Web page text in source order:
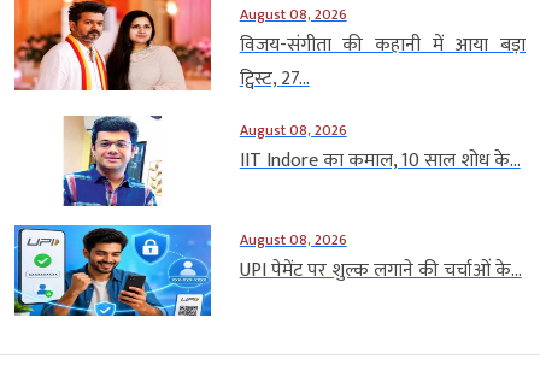
August 08, 2026
विजय-संगीता की कहानी में आया बड़ा
ट्विस्ट, 27...
August 08, 2026
IIT Indore का कमाल, 10 साल शोध के...
August 08, 2026
UPI पेमेंट पर शुल्क लगाने की चर्चाओं के...